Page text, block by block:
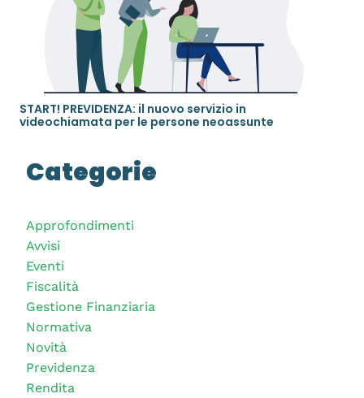
START! PREVIDENZA: il nuovo servizio in
videochiamata per le persone neoassunte
Categorie
Approfondimenti
Avvisi
Eventi
Fiscalità
Gestione Finanziaria
Normativa
Novità
Previdenza
Rendita